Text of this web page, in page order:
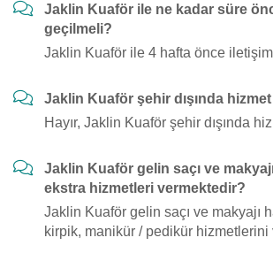
Jaklin Kuaför ile ne kadar süre
geçilmeli?
Jaklin Kuaför ile 4 hafta önce
Jaklin Kuaför şehir dışında
Hayır, Jaklin Kuaför şehir dışında
Jaklin Kuaför gelin saçı ve
ekstra hizmetleri vermektedir?
Jaklin Kuaför gelin saçı ve makyajı
kirpik, manikür / pedikür hizmetlerini